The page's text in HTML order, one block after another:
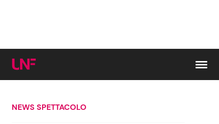
Cerca:
NEWS SPETTACOLO